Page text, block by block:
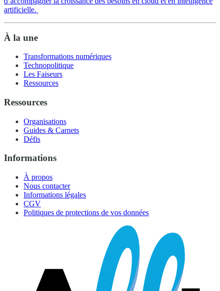
artificielle.
À la une
Transformations numériques
Technopolitique
Les Faiseurs
Ressources
Ressources
Organisations
Guides & Carnets
Défis
Informations
À propos
Nous contacter
Informations légales
CGV
Politiques de protections de vos données